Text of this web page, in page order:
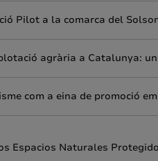
Pilot a la comarca del
agrària a Catalunya:
com a eina de promoció
Espacios Naturales